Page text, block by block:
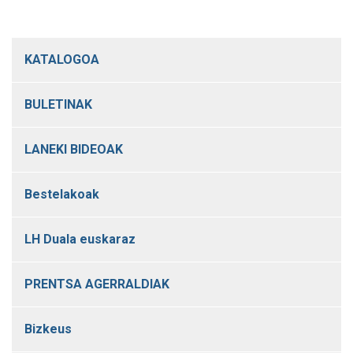
KATALOGOA
BULETINAK
LANEKI BIDEOAK
Bestelakoak
LH Duala euskaraz
PRENTSA AGERRALDIAK
Bizkeus